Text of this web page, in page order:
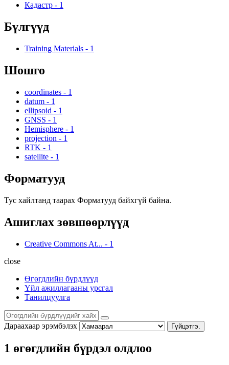
Кадастр - 1
Бүлгүүд
Training Materials - 1
Шошго
coordinates - 1
datum - 1
ellipsoid - 1
GNSS - 1
Hemisphere - 1
projection - 1
RTK - 1
satellite - 1
Форматууд
Тус хайлтанд таарах Форматууд байхгүй байна.
Ашиглах зөвшөөрлүүд
Creative Commons At... - 1
close
Өгөгдлийн бүрдлүүд
Үйл ажиллагааны урсгал
Танилцуулга
Дараахаар эрэмбэлэх Гүйцэтгэ.
1 өгөгдлийн бүрдэл олдлоо